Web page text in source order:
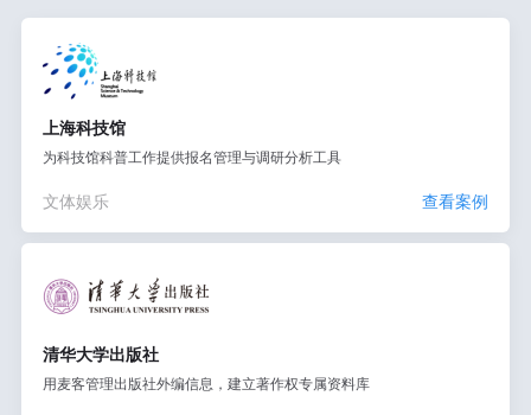
上海科技馆
为科技馆科普工作提供报名管理与调研分析工具
文体娱乐 查看案例
清华大学出版社
用麦客管理出版社外编信息，建立著作权专属资料库